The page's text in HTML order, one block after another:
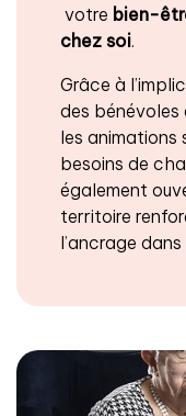
votre bien-
chez soi.
Grâce à
des bénévoles
les animations
besoins de
également
territoire
l’ancrage